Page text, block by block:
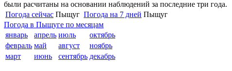
были расчитаны на основании наблюдений за последние три года.
Погода сейчас Пыщуг Погода на 7 дней Пыщуг
Погода в Пыщуге по месяцам
январь
апрель июль
октябрь
февраль май август
ноябрь
март
июнь сентябрь декабрь